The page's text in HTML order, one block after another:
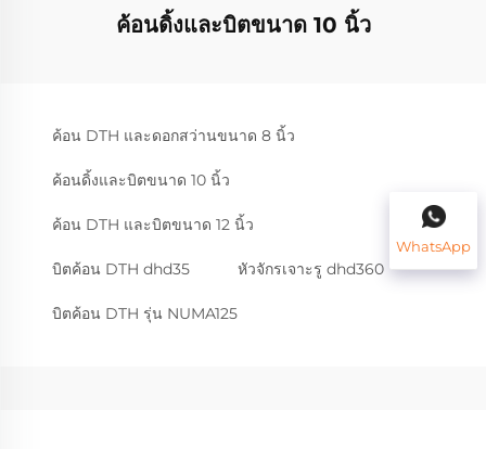
ค้อนดิ้งและบิตขนาด 10 นิ้ว
ค้อน DTH และดอกสว่านขนาด 8 นิ้ว
ค้อนดิ้งและบิตขนาด 10 นิ้ว
ค้อน DTH และบิตขนาด 12 นิ้ว
บิตค้อน DTH dhd35 หัวจักรเจาะรู dhd360
บิตค้อน DTH รุ่น NUMA125
WhatsApp